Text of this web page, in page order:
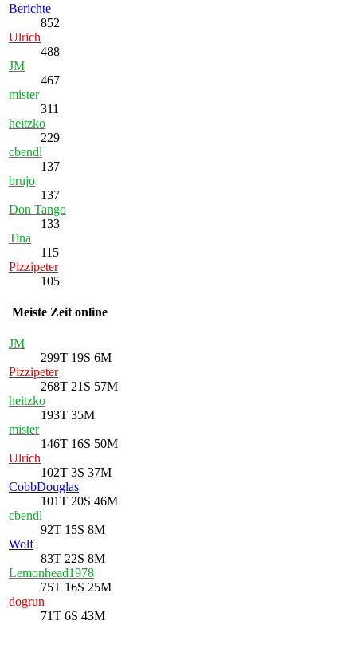
Berichte
852
Ulrich
488
JM
467
mister
311
heitzko
229
cbendl
137
brujo
137
Don Tango
133
Tina
115
Pizzipeter
105
Meiste Zeit online
JM
299T 19S 6M
Pizzipeter
268T 21S 57M
heitzko
193T 35M
mister
146T 16S 50M
Ulrich
102T 3S 37M
CobbDouglas
101T 20S 46M
cbendl
92T 15S 8M
Wolf
83T 22S 8M
Lemonhead1978
75T 16S 25M
dogrun
71T 6S 43M